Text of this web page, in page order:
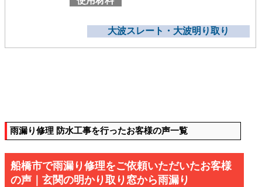
大波スレート・大波明り取り
雨漏り修理 防水工事を行ったお客様の声一覧
船橋市で雨漏り修理をご依頼いただいたお客様
の声｜玄関の明かり取り窓から雨漏り